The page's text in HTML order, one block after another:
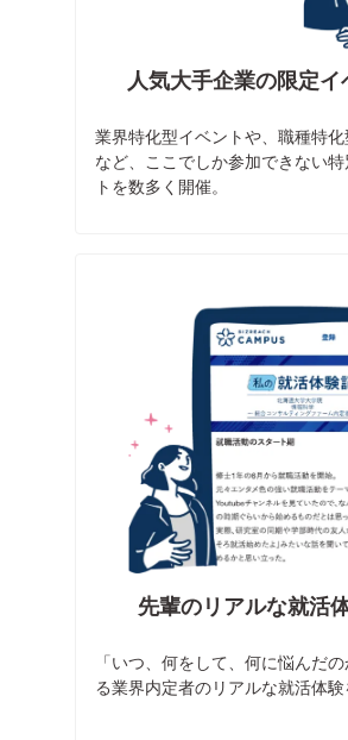
人気大手企業の限定イ
業界特化型イベントや、職種特化
など、ここでしか参加できない
トを数多く開催。
先輩のリアルな就活
「いつ、何をして、何に悩んだ
る業界内定者のリアルな就活体験